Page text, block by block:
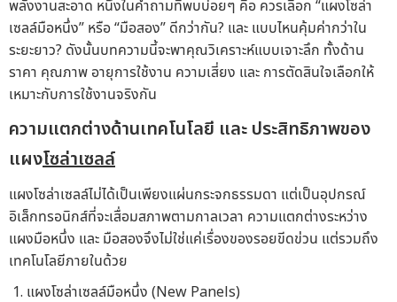
พลังงานสะอาด หนึ่งในคำถามที่พบบ่อยๆ คือ ควรเลือก “แผงโซล่า
เซลล์มือหนึ่ง” หรือ “มือสอง” ดีกว่ากัน? และ แบบไหนคุ้มค่ากว่าใน
ระยะยาว? ดังนั้นบทความนี้จะพาคุณวิเคราะห์แบบเจาะลึก ทั้งด้าน
ราคา คุณภาพ อายุการใช้งาน ความเสี่ยง และ การตัดสินใจเลือกให้
เหมาะกับการใช้งานจริงกัน
ความแตกต่างด้านเทคโนโลยี และ ประสิทธิภาพของ
แผงโซล่าเซลล์
แผงโซล่าเซลล์ไม่ได้เป็นเพียงแผ่นกระจกธรรมดา แต่เป็นอุปกรณ์
อิเล็กทรอนิกส์ที่จะเสื่อมสภาพตามกาลเวลา ความแตกต่างระหว่าง
แผงมือหนึ่ง และ มือสองจึงไม่ใช่แค่เรื่องของรอยขีดข่วน แต่รวมถึง
เทคโนโลยีภายในด้วย
แผงโซล่าเซลล์มือหนึ่ง (New Panels)